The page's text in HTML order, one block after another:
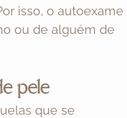
isso, o autoexame
ou de alguém de
pele
que se